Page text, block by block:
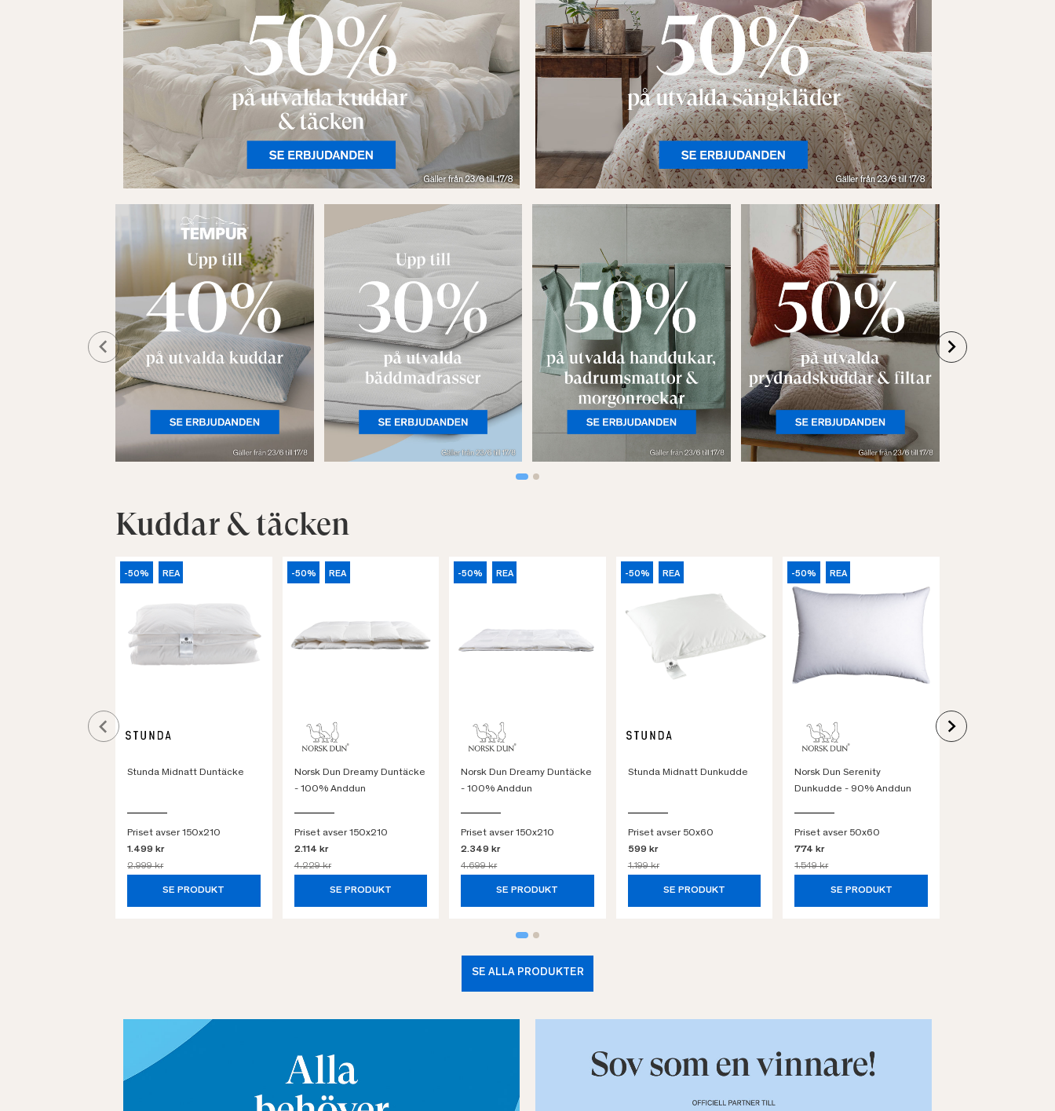
Kuddar & täcken
-50% REA
Stunda Midnatt Duntäcke
Priset avser 150x210
1.499 kr
2.999 kr
SE PRODUKT
-50% REA
Norsk Dun Dreamy Duntäcke
- 100% Anddun
Priset avser 150x210
2.114 kr
4.229 kr
SE PRODUKT
-50% REA
Norsk Dun Dreamy Duntäcke
- 100% Anddun
Priset avser 150x210
2.349 kr
4.699 kr
SE PRODUKT
-50% REA
Stunda Midnatt Dunkudde
Priset avser 50x60
599 kr
1.199 kr
SE PRODUKT
-50% REA
Norsk Dun Serenity
Dunkudde - 90% Anddun
Priset avser 50x60
774 kr
1.549 kr
SE PRODUKT
SE ALLA PRODUKTER